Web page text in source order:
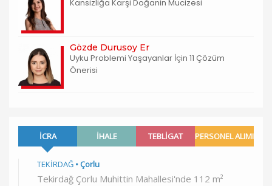
Kansizliğa Karşi Doğanin Mucizesi
Gözde Durusoy Er
Uyku Problemi Yaşayanlar İçin 11 Çözüm
Önerisi